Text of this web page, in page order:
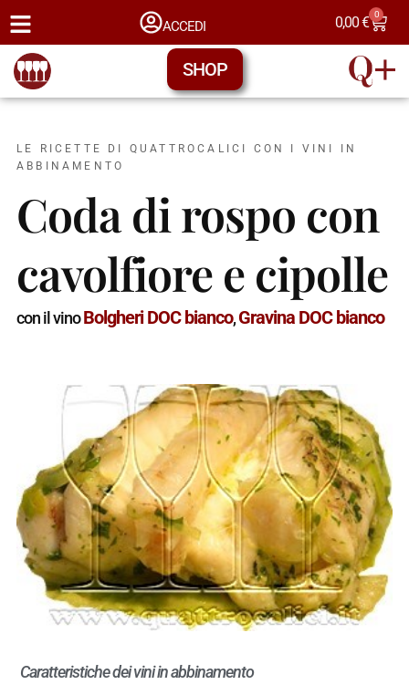
ACCEDI 0,00€ 0
SHOP
LE RICETTE DI QUATTROCALICI CON I VINI IN
ABBINAMENTO
Coda di rospo con
cavolfiore e cipolle
con il vinoBolgheri DOC bianco,Gravina DOC bianco
Caratteristiche dei vini in abbinamento